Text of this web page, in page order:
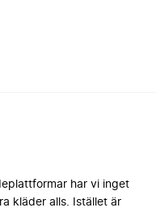
har vi inget
kläder alls. Istället är